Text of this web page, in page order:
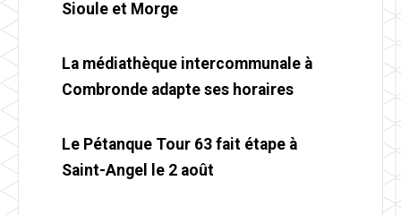
Sioule et Morge
La médiathèque intercommunale à
Combronde adapte ses horaires
Le Pétanque Tour 63 fait étape à
Saint-Angel le 2 août